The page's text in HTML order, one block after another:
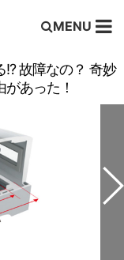
MENU
故障なの？ 奇妙
あった！